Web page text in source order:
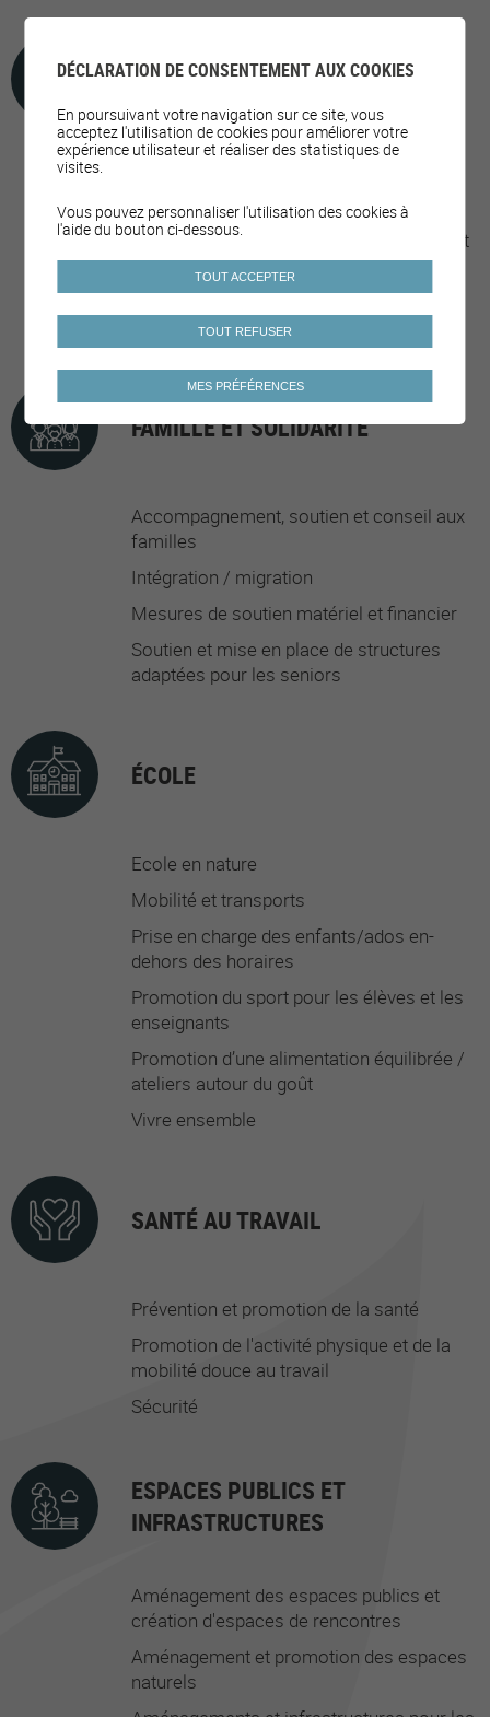
OFFRES DE LOISIRS
Activités pour les aîné·e·s
Activités/cours/événements physiques et
sportifs
Activités/fêtes/manifestations autour de
la mobilité
FAMILLE ET SOLIDARITÉ
Accompagnement, soutien et conseil aux
familles
Intégration / migration
Mesures de soutien matériel et financier
Soutien et mise en place de structures
adaptées pour les seniors
ÉCOLE
Ecole en nature
Mobilité et transports
Prise en charge des enfants/ados en-
dehors des horaires
Promotion du sport pour les élèves et les
enseignants
Promotion d’une alimentation équilibrée /
ateliers autour du goût
Vivre ensemble
SANTÉ AU TRAVAIL
Prévention et promotion de la santé
Promotion de l'activité physique et de la
mobilité douce au travail
Sécurité
ESPACES PUBLICS ET
INFRASTRUCTURES
Aménagement des espaces publics et
création d'espaces de rencontres
Aménagement et promotion des espaces
naturels
DÉCLARATION DE CONSENTEMENT AUX COOKIES
En poursuivant votre navigation sur ce site, vous
acceptez l'utilisation de cookies pour améliorer votre
expérience utilisateur et réaliser des statistiques de
visites.
Vous pouvez personnaliser l'utilisation des cookies à
l'aide du bouton ci-dessous.
TOUT ACCEPTER
TOUT REFUSER
MES PRÉFÉRENCES